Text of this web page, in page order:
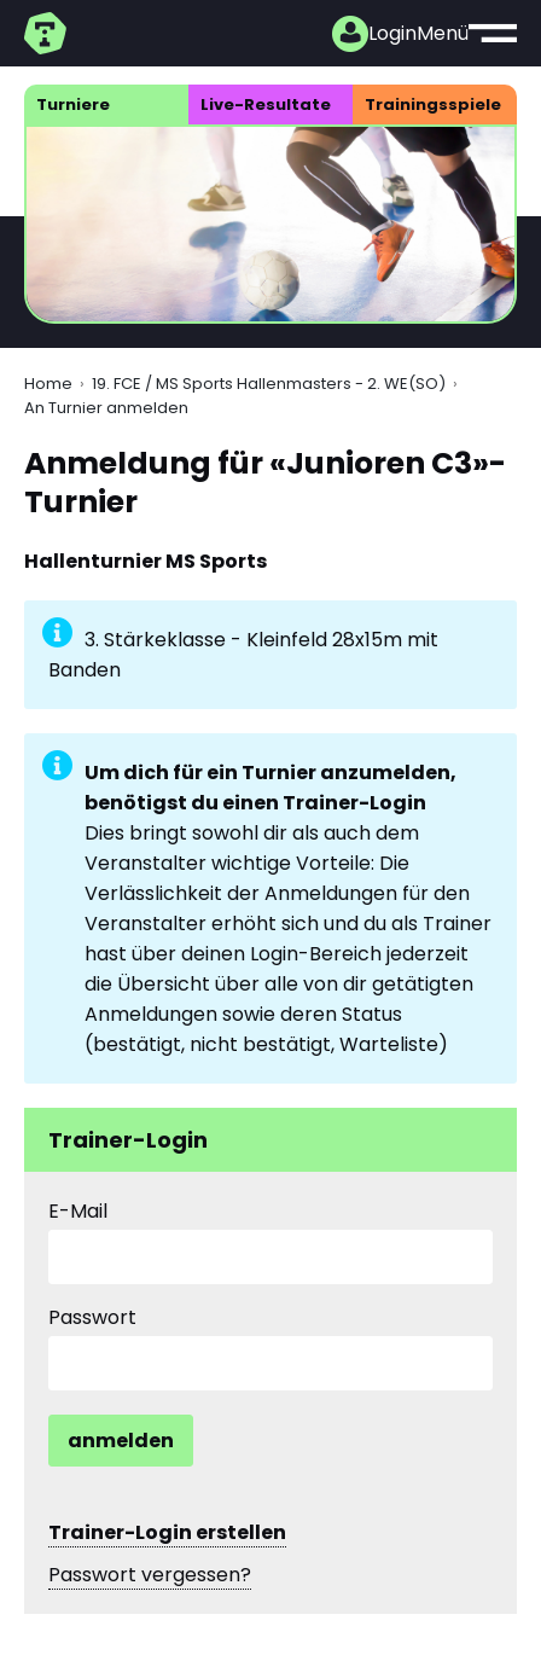
LoginMenü
Turniere Live-Resultate Trainings­spiele
Home
19. FCE / MS Sports Hallenmasters - 2. WE(SO)
An Turnier anmelden
Anmeldung für «Junioren C3»-
Turnier
Hallenturnier MS Sports
3. Stärkeklasse - Kleinfeld 28x15m mit
Banden
Um dich für ein Turnier anzumelden,
benötigst du einen Trainer-Login
Dies bringt sowohl dir als auch dem
Veranstalter wichtige Vorteile: Die
Verlässlichkeit der Anmeldungen für den
Veranstalter erhöht sich und du als Trainer
hast über deinen Login-Bereich jederzeit
die Übersicht über alle von dir getätigten
Anmeldungen sowie deren Status
(bestätigt, nicht bestätigt, Warteliste)
Trainer-Login
E-Mail
Passwort
anmelden
Trainer-Login erstellen
Passwort vergessen?